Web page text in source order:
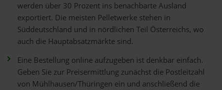
werden über 30 Prozent ins benachbarte Ausland
exportiert. Die meisten Pelletwerke stehen in
Süddeutschland und in nördlichen Teil Österreichs, wo
auch die Hauptabsatzmärkte sind.
Eine Bestellung online aufzugeben ist denkbar einfach.
Geben Sie zur Preisermittlung zunächst die Postleitzahl
von Mühlhausen/Thüringen ein und anschließend die